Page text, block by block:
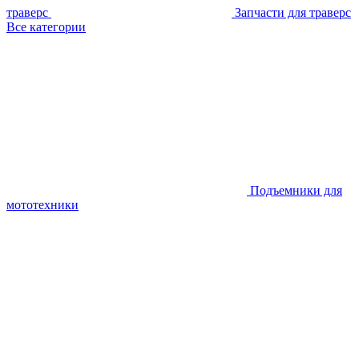
траверс
Запчасти для траверс
Все категории
Подъемники для
мототехники